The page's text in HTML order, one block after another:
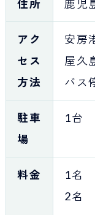
住所 鹿児
アク
セス
方法
安房
屋久
バス
駐車
場
1台
料金
1名
2名